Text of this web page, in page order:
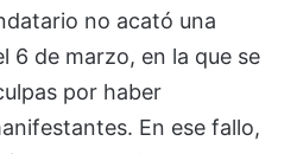
no acató una
6 de marzo, en la que se
por haber
En ese fallo,